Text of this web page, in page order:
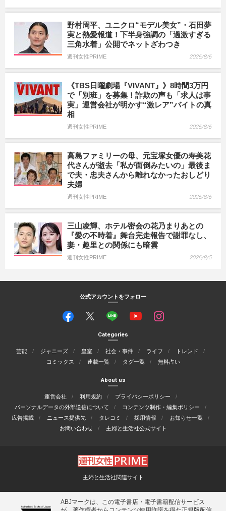
野村周平、ユニクロ“モデル美女”・石田夢
実と熱愛報道！下半身強調の「過激すぎる
三角水着」公開でネットざわつき
週刊女性PRIME 2026/8/6
《TBS日曜劇場『VIVANT』》8時間3万円
で「別班」を募集！詐欺の声も「求人は事
実」運営会社が明かす“激レア”バイトの真
相
週刊女性PRIME 2026/8/6
高島ファミリーの母、元宝塚女優の寿美花
代さんが逝去「私が面倒みたいの」最後ま
で夫・忠夫さんから離れなかったおしどり
夫婦
週刊女性PRIME 2026/8/6
三山凌輝、ホテル密会の花乃まりあとの
『愛の不時着』舞台完走報告で謝罪なし、
妻・趣里との関係にも暗雲
週刊女性PRIME 2026/8/5
公式アカウントをフォロー
Categories
芸能 ジャニーズ 皇室 社会・事件 ライフ
トレンド
コミックス
連載一覧 タグ一覧 無料占い
About us
運営会社 利用規約
プライバシーポリシー
パーソナルデータの外部送信について
コンテンツ制作・編集ポリシー
広告掲載
ニュース提供先 タレコミ 採用情報
お知らせ一覧
お問い合わせ
主婦と生活社公式サイト
主婦と生活社関連サイト
ABJマークは、この電子書店・電子書籍配信サービス